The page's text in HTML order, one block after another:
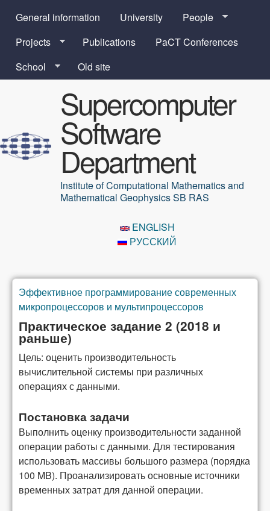
General information University
People
Projects
Publications
PaCT Conferences
School
Old site
Supercomputer
Software
Department
Institute of Computational Mathematics and
Mathematical Geophysics SB RAS
ENGLISH
РУССКИЙ
You are here
Эффективное программирование современных
микропроцессоров и мультипроцессоров
Практическое задание 2 (2018 и
раньше)
Цель: оценить производительность
вычислительной системы при различных
операциях с данными.
Постановка задачи
Выполнить оценку производительности заданной
операции работы с данными. Для тестирования
использовать массивы большого размера (порядка
100 MB). Проанализировать основные источники
временных затрат для данной операции.